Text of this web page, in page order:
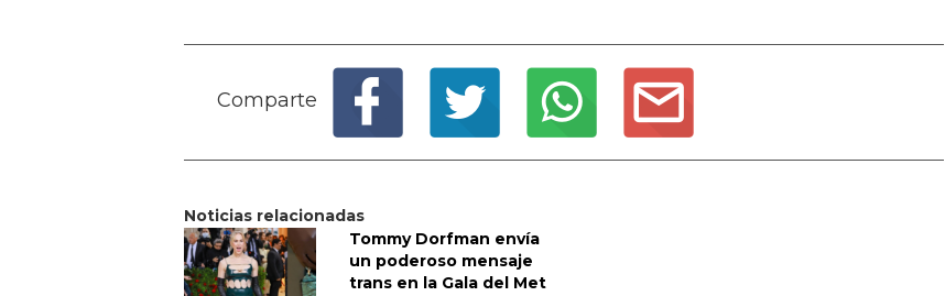
Comparte
Noticias relacionadas
Tommy Dorfman envía
un poderoso mensaje
trans en la Gala del Met